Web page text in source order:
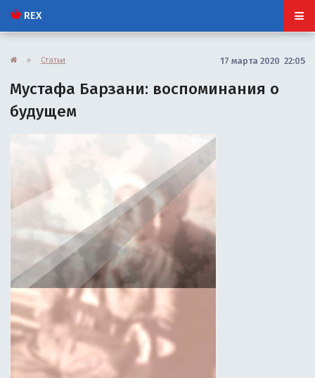
REX
» Статьи 17 марта 2020 22:05
Мустафа Барзани: воспоминания о
будущем